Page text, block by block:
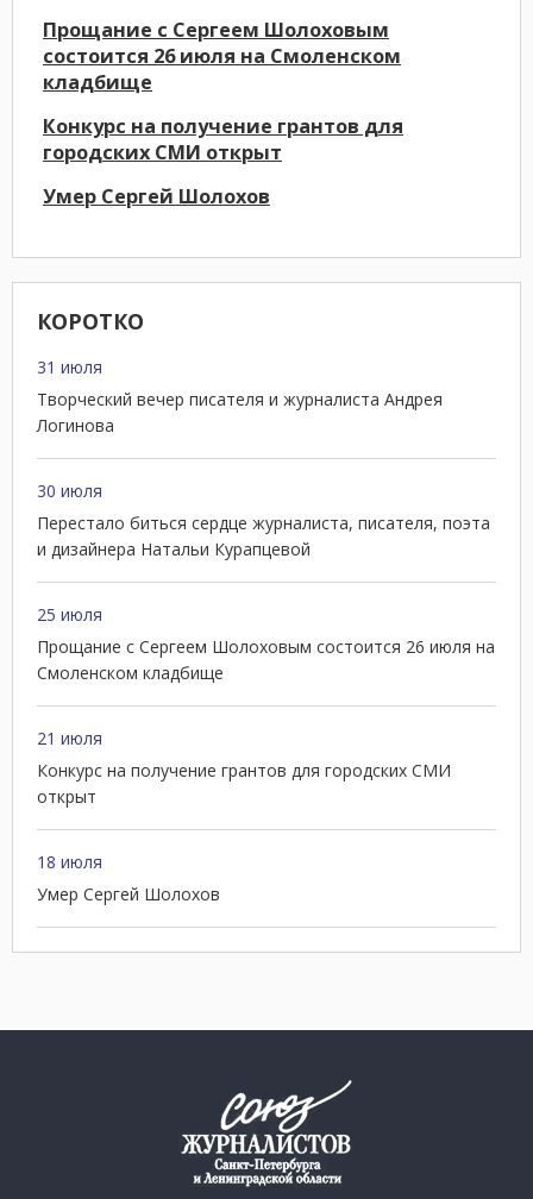
КОРОТКО
31 июля
Творческий вечер писателя и журналиста Андрея
Логинова
30 июля
Перестало биться сердце журналиста, писателя, поэта
и дизайнера Натальи Курапцевой
25 июля
Прощание с Сергеем Шолоховым состоится 26 июля на
Смоленском кладбище
21 июля
Конкурс на получение грантов для городских СМИ
открыт
18 июля
Умер Сергей Шолохов
Прощание с Сергеем Шолоховым
состоится 26 июля на Смоленском
кладбище
Конкурс на получение грантов для
городских СМИ открыт
Умер Сергей Шолохов